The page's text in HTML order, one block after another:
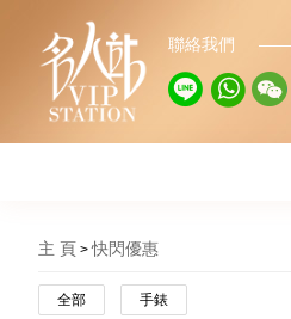
聯絡我們
主 頁 快閃優惠
全部 手錶